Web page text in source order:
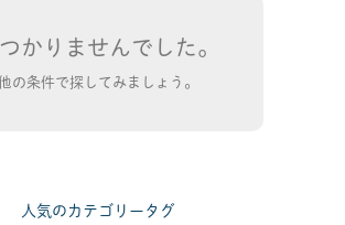
かりませんでした。
の条件で探してみましょう。
人気のカテゴリータグ